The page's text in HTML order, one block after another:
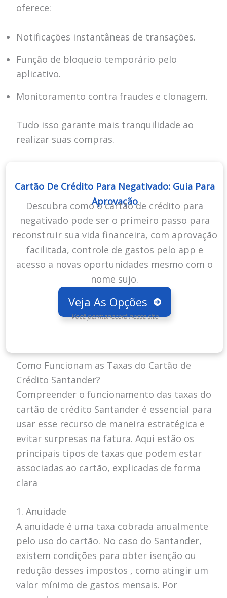
oferece:
Notificações instantâneas de transações.
Função de bloqueio temporário pelo
aplicativo.
Monitoramento contra fraudes e clonagem.
Tudo isso garante mais tranquilidade ao
realizar suas compras.
Cartão De Crédito Para Negativado: Guia Para
Aprovação
Descubra como o cartão de crédito para
negativado pode ser o primeiro passo para
reconstruir sua vida financeira, com aprovação
facilitada, controle de gastos pelo app e
acesso a novas oportunidades mesmo com o
nome sujo.
Veja As Opções
Você permanecerá nesse site
Como Funcionam as Taxas do Cartão de
Crédito Santander?
Compreender o funcionamento das taxas do
cartão de crédito Santander é essencial para
usar esse recurso de maneira estratégica e
evitar surpresas na fatura. Aqui estão os
principais tipos de taxas que podem estar
associadas ao cartão, explicadas de forma
clara
1. Anuidade
A anuidade é uma taxa cobrada anualmente
pelo uso do cartão. No caso do Santander,
existem condições para obter isenção ou
redução desses impostos , como atingir um
valor mínimo de gastos mensais. Por